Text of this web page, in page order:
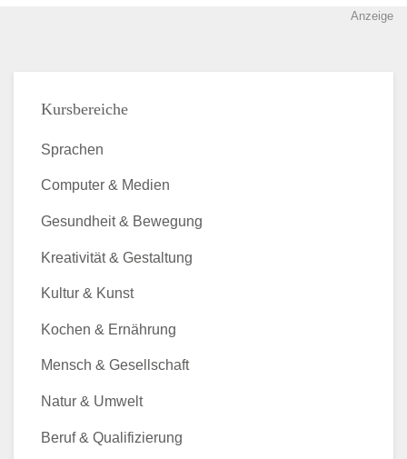
Anzeige
Kursbereiche
Sprachen
Computer & Medien
Gesundheit & Bewegung
Kreativität & Gestaltung
Kultur & Kunst
Kochen & Ernährung
Mensch & Gesellschaft
Natur & Umwelt
Beruf & Qualifizierung